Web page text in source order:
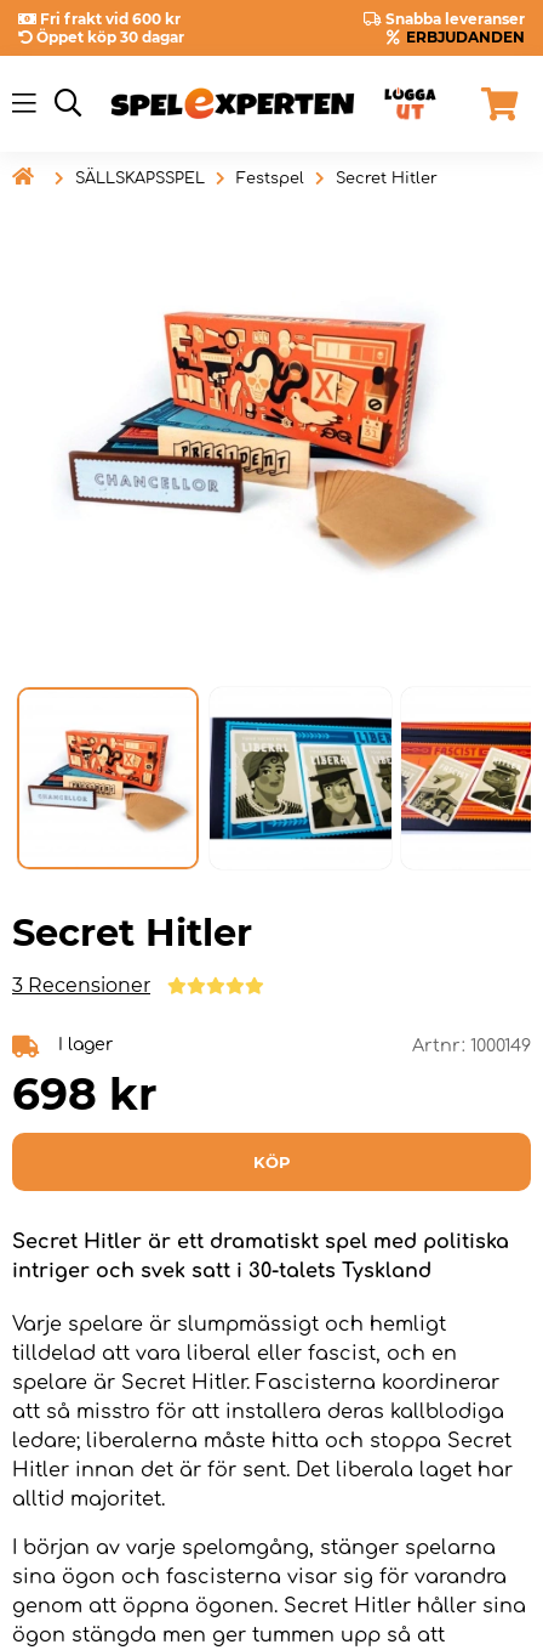
Fri frakt vid 600 kr
Snabba leveranser
Öppet köp 30 dagar
ERBJUDANDEN
 SÄLLSKAPSSPEL Festspel Secret Hitler
Secret Hitler
3 Recensioner
I lager Artnr: 1000149
698 kr
KÖP
Secret Hitler är ett dramatiskt spel med politiska
intriger och svek satt i 30-talets Tyskland
Varje spelare är slumpmässigt och hemligt
tilldelad att vara liberal eller fascist, och en
spelare är Secret Hitler. Fascisterna koordinerar
att så misstro för att installera deras kallblodiga
ledare; liberalerna måste hitta och stoppa Secret
Hitler innan det är för sent. Det liberala laget har
alltid majoritet.
I början av varje spelomgång, stänger spelarna
sina ögon och fascisterna visar sig för varandra
genom att öppna ögonen. Secret Hitler håller sina
ögon stängda men ger tummen upp så att